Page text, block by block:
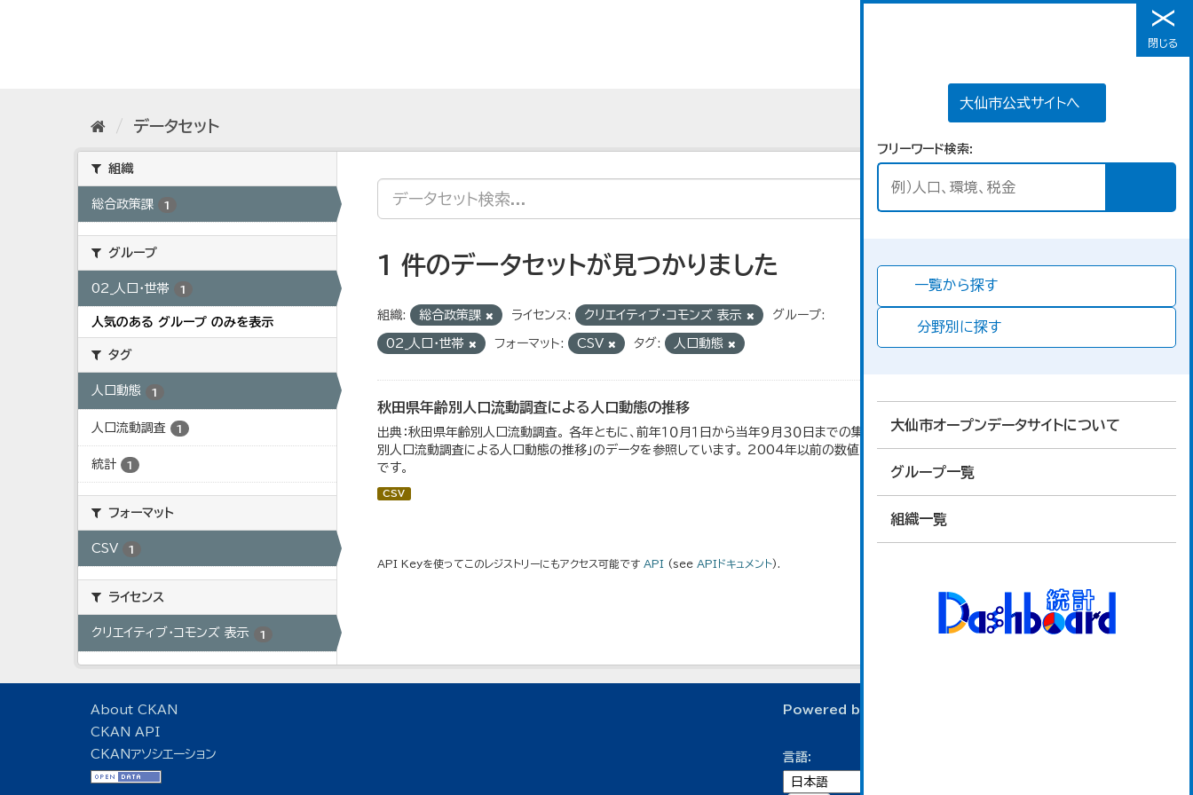
メニュー
大仙市公式サイトへ
フリーワード検索
一覧から探す
分野別に探す
大仙市オープンデータサイトについて
グループ一覧
組織一覧
閉じる
データセット
組織
総合政策課 1
グループ
02_人口・世帯 1
人気のある グループ のみを表示
タグ
人口動態 1
人口流動調査 1
統計 1
フォーマット
CSV 1
ライセンス
クリエイティブ・コモンズ 表示 1
1 件のデータセットが見つかりました
組織: 総合政策課 ライセンス: クリエイティブ・コモンズ 表示 グループ:
02_人口・世帯 フォーマット: CSV タグ: 人口動態
秋田県年齢別人口流動調査による人口動態の推移
出典：秋田県年齢別人口流動調査。 各年ともに、前年１０月１日から当年９月３０日までの集計。 大仙市の統計「2-10 秋田県年齢
別人口流動調査による人口動態の推移」のデータを参照しています。 2004年以前の数値は合併前市町村の数値を合算したもの
です。
CSV
API Keyを使ってこのレジストリーにもアクセス可能です API (see APIドキュメント).
About CKAN
CKAN API
CKANアソシエーション
Powered by
言語